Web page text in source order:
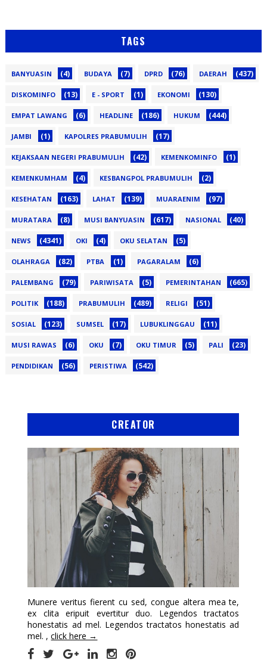
TAGS
BANYUASIN (4) BUDAYA (7) DPRD (76) DAERAH (437)
DISKOMINFO (13) E - SPORT (1) EKONOMI (130)
EMPAT LAWANG (6) HEADLINE (186) HUKUM (444)
JAMBI (1) KAPOLRES PRABUMULIH (17)
KEJAKSAAN NEGERI PRABUMULIH (42) KEMENKOMINFO (1)
KEMENKUMHAM (4) KESBANGPOL PRABUMULIH (2)
KESEHATAN (163) LAHAT (139) MUARAENIM (97)
MURATARA (8) MUSI BANYUASIN (617) NASIONAL (40)
NEWS (4341) OKI (4) OKU SELATAN (5)
OLAHRAGA (82) PTBA (1) PAGARALAM (6)
PALEMBANG (79) PARIWISATA (5) PEMERINTAHAN (665)
POLITIK (188) PRABUMULIH (489) RELIGI (51)
SOSIAL (123) SUMSEL (17) LUBUKLINGGAU (11)
MUSI RAWAS (6) OKU (7) OKU TIMUR (5) PALI (23)
PENDIDIKAN (56) PERISTIWA (542)
CREATOR
Munere veritus fierent cu sed, congue altera mea te,
ex clita eripuit evertitur duo. Legendos tractatos
honestatis ad mel. Legendos tractatos honestatis ad
mel. ,click here →